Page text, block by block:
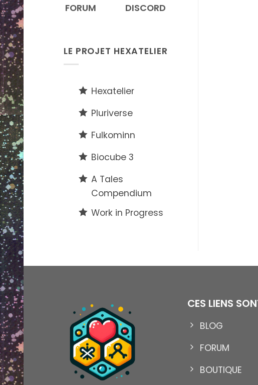
FORUM DISCORD
LE PROJET HEXATELIER
Hexatelier
Pluriverse
Fulkominn
Biocube 3
A Tales
Compendium
Work in Progress
CES LIENS
BLOG
FORUM
BOUTIQUE
13
Nov